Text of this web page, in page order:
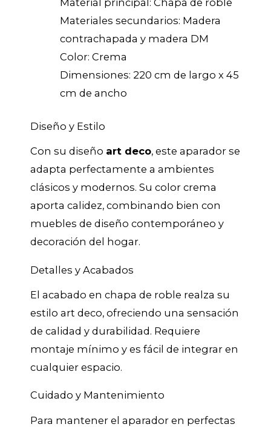
Material principal: Chapa de roble
Materiales secundarios: Madera
contrachapada y madera DM
Color: Crema
Dimensiones: 220 cm de largo x 45
cm de ancho
Diseño y Estilo
Con su diseño art deco, este aparador se
adapta perfectamente a ambientes
clásicos y modernos. Su color crema
aporta calidez, combinando bien con
muebles de diseño contemporáneo y
decoración del hogar.
Detalles y Acabados
El acabado en chapa de roble realza su
estilo art deco, ofreciendo una sensación
de calidad y durabilidad. Requiere
montaje mínimo y es fácil de integrar en
cualquier espacio.
Cuidado y Mantenimiento
Para mantener el aparador en perfectas